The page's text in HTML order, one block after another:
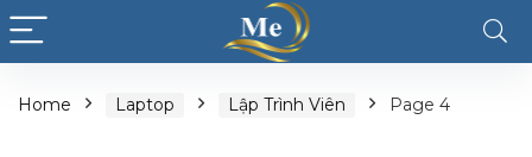
Home Laptop Lập Trình Viên Page 4